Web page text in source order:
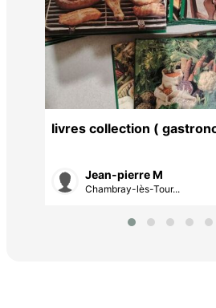
livres collection (
Jean-pierre M
Chambray-lès-Tour...